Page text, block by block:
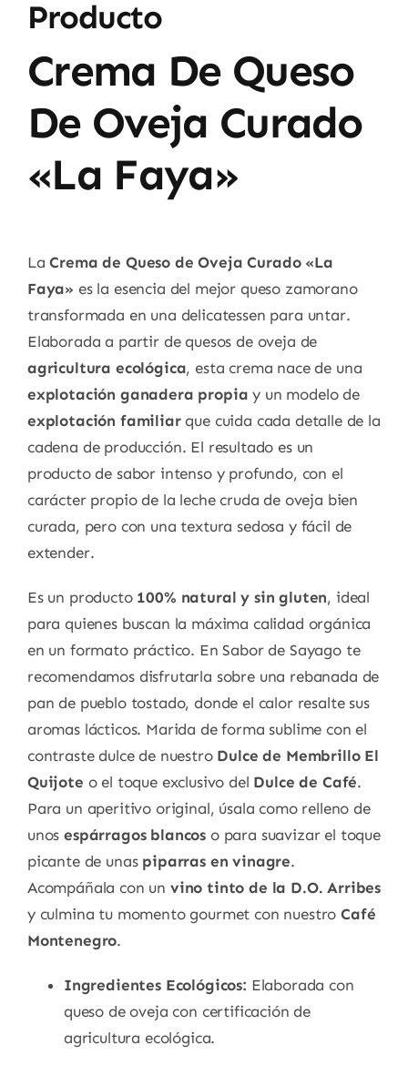
Producto
Crema De Queso
De Oveja Curado
«La Faya»
LaCrema de Queso de Oveja Curado «La
Faya» es la esencia del mejor queso zamorano
transformada en una delicatessen para untar.
Elaborada a partir de quesos de oveja de
agricultura ecológica, esta crema nace de una
explotación ganadera propia y un modelo de
explotación familiarque cuida cada detalle de la
cadena de producción. El resultado es un
producto de sabor intenso y profundo, con el
carácter propio de la leche cruda de oveja bien
curada, pero con una textura sedosa y fácil de
extender.
Es un producto 100% natural y sin gluten, ideal
para quienes buscan la máxima calidad orgánica
en un formato práctico. En Sabor de Sayago te
recomendamos disfrutarla sobre una rebanada de
pan de pueblo tostado, donde el calor resalte sus
aromas lácticos. Marida de forma sublime con el
contraste dulce de nuestro Dulce de Membrillo El
Quijote o el toque exclusivo del Dulce de Café.
Para un aperitivo original, úsala como relleno de
unosespárragos blancos o para suavizar el toque
picante de unas piparras en vinagre.
Acompáñala con un vino tinto de la D.O. Arribes
y culmina tu momento gourmet con nuestroCafé
Montenegro.
Ingredientes Ecológicos: Elaborada con
queso de oveja con certificación de
agricultura ecológica.